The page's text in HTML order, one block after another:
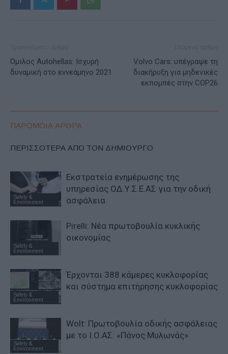
Όμιλος Autohellas: Ισχυρή
δυναμική στο εννεάμηνο 2021
Volvo Cars: υπέγραψε τη
διακήρυξη για μηδενικές
εκπομπές στην COP26
ΠΑΡΟΜΟΙΑ ΑΡΘΡΑ
ΠΕΡΙΣΣΟΤΕΡΑ ΑΠΟ ΤΟΝ ΔΗΜΙΟΥΡΓΟ
Safety &
Environment
Εκστρατεία ενημέρωσης της
υπηρεσίας ΟΔ.Υ.Σ.Ε.ΑΣ για την οδική
ασφάλεια
Safety &
Environment
Pirelli: Νέα πρωτοβουλία κυκλικής
οικονομίας
Safety &
Environment
Έρχονται 388 κάμερες κυκλοφορίας
και σύστημα επιτήρησης κυκλοφορίας
Safety &
Environment
Wolt: Πρωτοβουλία οδικής ασφάλειας
με το Ι.Ο.ΑΣ. «Πάνος Μυλωνάς»